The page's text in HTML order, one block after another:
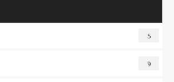
5
9